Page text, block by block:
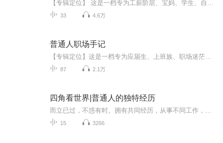
33 4.6万
普通人职场手记
87 2.1万
四角看世界|普通人的独特经历
15 3266